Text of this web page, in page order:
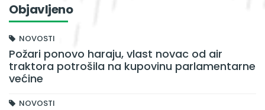
Objavljeno
NOVOSTI
Požari ponovo haraju, vlast novac od air
traktora potrošila na kupovinu parlamentarne
većine
NOVOSTI